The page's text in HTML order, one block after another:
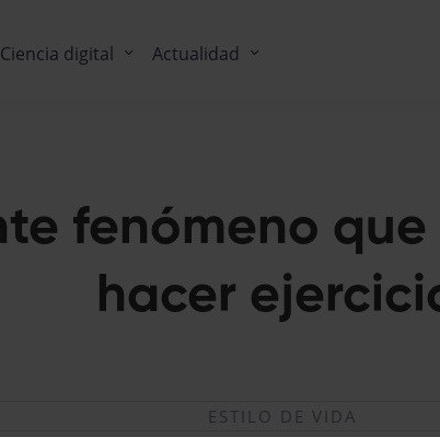
Ciencia digital Actualidad
fenómeno
hacer
ESTILO DE VIDA